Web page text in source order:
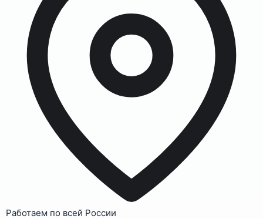
Работаем по всей России